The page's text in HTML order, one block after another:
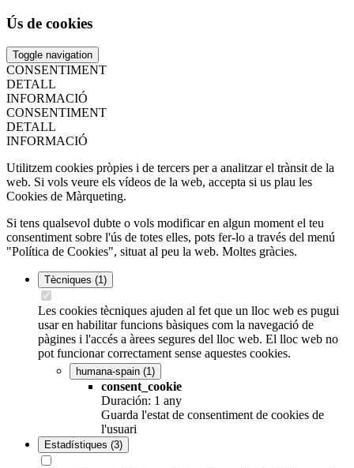
Ús de cookies
Toggle navigation
CONSENTIMENT
DETALL
INFORMACIÓ
CONSENTIMENT
DETALL
INFORMACIÓ
Utilitzem cookies pròpies i de tercers per a analitzar el trànsit de la
web. Si vols veure els vídeos de la web, accepta si us plau les
Cookies de Màrqueting.
Si tens qualsevol dubte o vols modificar en algun moment el teu
consentiment sobre l'ús de totes elles, pots fer-lo a través del menú
"Política de Cookies", situat al peu la web. Moltes gràcies.
Tècniques (1)
Les cookies tècniques ajuden al fet que un lloc web es pugui
usar en habilitar funcions bàsiques com la navegació de
pàgines i l'accés a àrees segures del lloc web. El lloc web no
pot funcionar correctament sense aquestes cookies.
humana-spain (1)
consent_cookie
Duración: 1 any
Guarda l'estat de consentiment de cookies de
l'usuari
Estadístiques (3)